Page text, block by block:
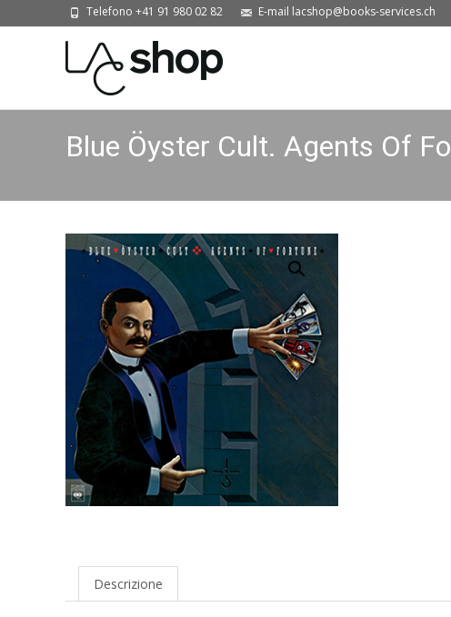
Telefono +41 91 980 02 82 E-mail lacshop@books-services.ch
Blue Öyster Cult. Agents Of
Descrizione